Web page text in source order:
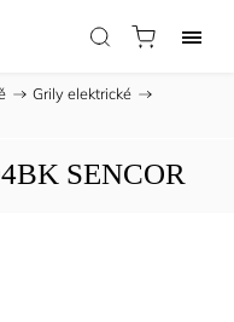
/ Grily elektrické /
SENCOR